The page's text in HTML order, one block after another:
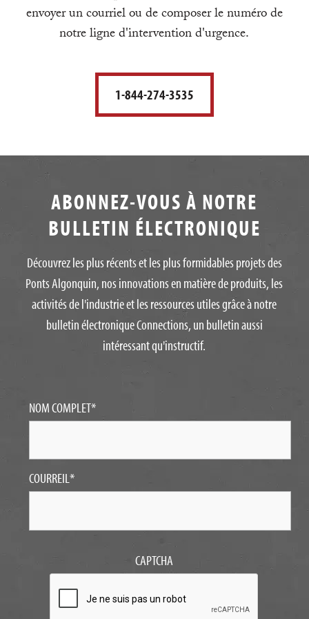
envoyer un courriel ou de composer le numéro de
notre ligne d'intervention d'urgence.
1-844-274-3535
ABONNEZ-VOUS À NOTRE
BULLETIN ÉLECTRONIQUE
Découvrez les plus récents et les plus formidables projets des
Ponts Algonquin, nos innovations en matière de produits, les
activités de l'industrie et les ressources utiles grâce à notre
bulletin électronique Connections, un bulletin aussi
intéressant qu'instructif.
NOM COMPLET*
COURREIL*
CAPTCHA